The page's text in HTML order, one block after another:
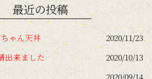
最近の投稿
ゃん天丼
2020/11/23
出来ました
2020/10/13
2020/09/14